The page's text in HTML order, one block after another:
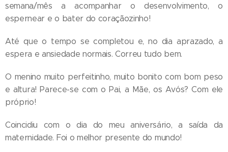
semana/mês a acompanhar o desenvolvimento, o
espernear e o bater do coraçãozinho!
Até que o tempo se completou e, no dia aprazado, a
espera e ansiedade normais. Correu tudo bem.
O menino muito perfeitinho, muito bonito com bom peso
e altura! Parece-se com o Pai, a Mãe, os Avós? Com ele
próprio!
Coincidiu com o dia do meu aniversário, a saída da
maternidade. Foi o melhor presente do mundo!